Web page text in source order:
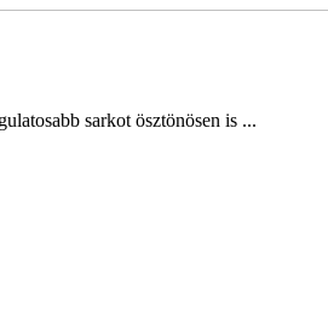
sarkot ösztönösen is ...